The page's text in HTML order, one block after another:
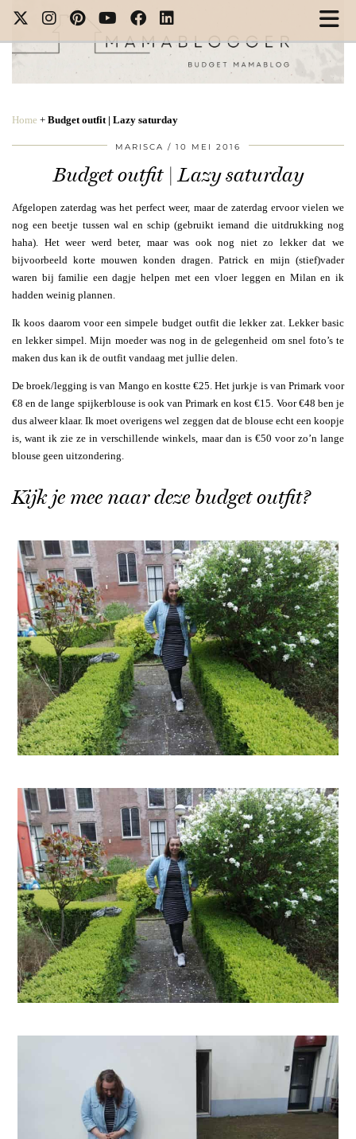
Home + Budget outfit | Lazy saturday
MARISCA 10 MEI 2016
Budget outfit | Lazy saturday
Afgelopen zaterdag was het perfect weer, maar de zaterdag ervoor vielen we
nog een beetje tussen wal en schip (gebruikt iemand die uitdrukking nog
haha). Het weer werd beter, maar was ook nog niet zo lekker dat we
bijvoorbeeld korte mouwen konden dragen. Patrick en mijn (stief)vader
waren bij familie een dagje helpen met een vloer leggen en Milan en ik
hadden weinig plannen.
Ik koos daarom voor een simpele budget outfit die lekker zat. Lekker basic
en lekker simpel. Mijn moeder was nog in de gelegenheid om snel foto’s te
maken dus kan ik de outfit vandaag met jullie delen.
De broek/legging is van Mango en kostte €25. Het jurkje is van Primark voor
€8 en de lange spijkerblouse is ook van Primark en kost €15. Voor €48 ben je
dus alweer klaar. Ik moet overigens wel zeggen dat de blouse echt een koopje
is, want ik zie ze in verschillende winkels, maar dan is €50 voor zo’n lange
blouse geen uitzondering.
Kijk je mee naar deze budget outfit?